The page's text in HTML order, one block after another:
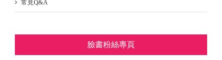
常見Q&A
臉書粉絲專頁